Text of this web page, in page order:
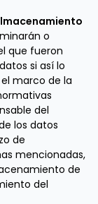
o
que fueron
si así lo
marco de la
del
los datos
de
mencionadas,
de
del